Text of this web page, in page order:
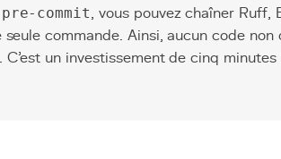
pre-commit, vous pouvez chaîner Ruff,
commande. Ainsi, aucun code non
un investissement de cinq minutes